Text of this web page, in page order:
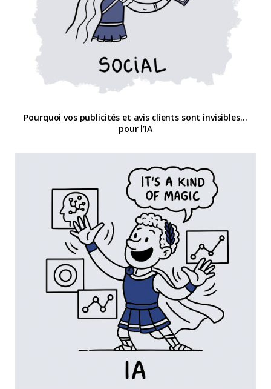
Pourquoi vos publicités et avis clients sont invisibles…
pour l’IA